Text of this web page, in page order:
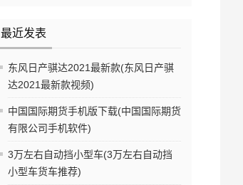
最近发表
东风日产骐达2021最新款(东风日产骐
达2021最新款视频)
中国国际期货手机版下载(中国国际期货
有限公司手机软件)
3万左右自动挡小型车(3万左右自动挡
小型车货车推荐)